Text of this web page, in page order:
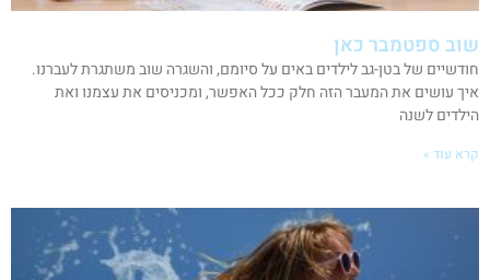
שוב ספטמבר כאן
חודשיים של בטן-גב לילדים באים על סיומם, והשגרה שוב משתגרת לעברנו.
איך עושים את המעבר הזה חלק ככל האפשר, ומכניסים את עצמנו ואת
הילדים לשנה
קרא עוד »